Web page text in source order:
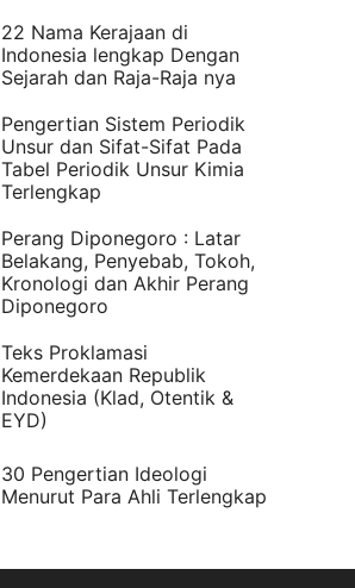
22 Nama Kerajaan di
Indonesia lengkap Dengan
Sejarah dan Raja-Raja nya
Pengertian Sistem Periodik
Unsur dan Sifat-Sifat Pada
Tabel Periodik Unsur Kimia
Terlengkap
Perang Diponegoro : Latar
Belakang, Penyebab, Tokoh,
Kronologi dan Akhir Perang
Diponegoro
Teks Proklamasi
Kemerdekaan Republik
Indonesia (Klad, Otentik &
EYD)
30 Pengertian Ideologi
Menurut Para Ahli Terlengkap